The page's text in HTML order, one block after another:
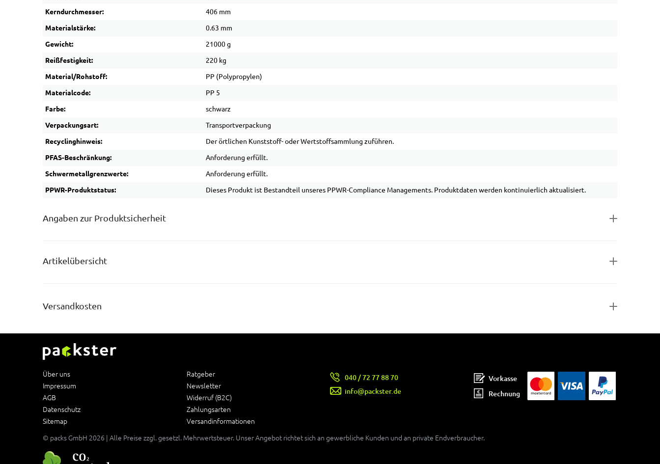
Kerndurchmesser: 406 mm
Materialstärke: 0.63 mm
Gewicht: 21000 g
Reißfestigkeit: 220 kg
Material/Rohstoff: PP (Polypropylen)
Materialcode: PP 5
Farbe: schwarz
Verpackungsart: Transportverpackung
Recyclinghinweis: Der örtlichen Kunststoff- oder Wertstoffsammlung zuführen.
PFAS-Beschränkung: Anforderung erfüllt.
Schwermetallgrenzwerte: Anforderung erfüllt.
PPWR-Produktstatus: Dieses Produkt ist Bestandteil unseres PPWR-Compliance Managements. Produktdaten werden kontinuierlich aktualisiert.
Angaben zur Produktsicherheit
Artikelübersicht
Versandkosten
Über uns
Impressum
AGB
Datenschutz
Sitemap
Ratgeber
Newsletter
Widerruf (B2C)
Zahlungsarten
Versandinformationen
040 / 72 77 88 70
info@packster.de
Vorkasse
Rechnung
© packs GmbH 2026 | Alle Preise zzgl. gesetzl. Mehrwertsteuer. Unser Angebot richtet sich an gewerbliche Kunden und an private Endverbraucher.